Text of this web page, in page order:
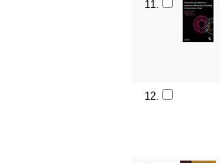
11.
12.